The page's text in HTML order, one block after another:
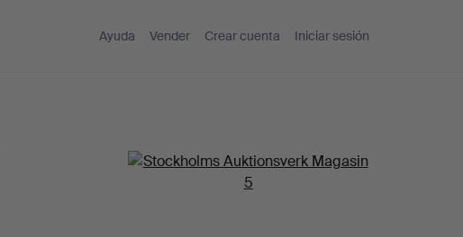
Ayuda Vender Crear cuenta Iniciar sesión